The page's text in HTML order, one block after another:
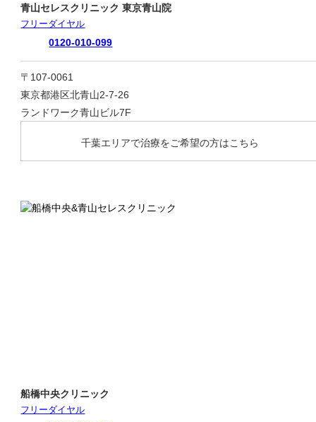
青山セレスクリニック 東京青山院
フリーダイヤル
0120-010-099
〒107-0061
東京都港区北青山2-7-26
ランドワーク青山ビル7F
千葉エリアで治療をご希望の方はこちら
船橋中央クリニック
フリーダイヤル